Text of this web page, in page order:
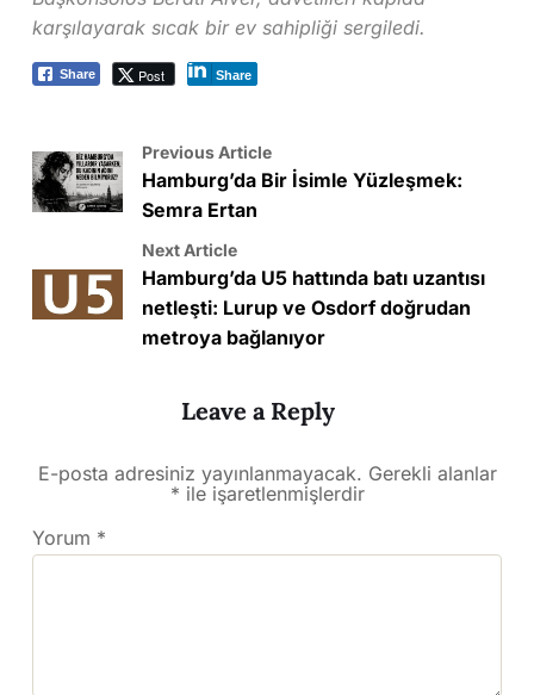
karşılayarak sıcak bir ev sahipliği sergiledi.
Share Post Share
Previous Article
Hamburg’da Bir İsimle Yüzleşmek:
Semra Ertan
Next Article
Hamburg’da U5 hattında batı uzantısı
netleşti: Lurup ve Osdorf doğrudan
metroya bağlanıyor
Leave a Reply
E-posta adresiniz yayınlanmayacak. Gerekli alanlar
* ile işaretlenmişlerdir
Yorum *